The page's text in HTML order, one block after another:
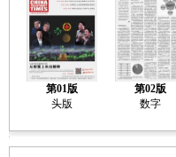
第01版
头版
第02版
数字